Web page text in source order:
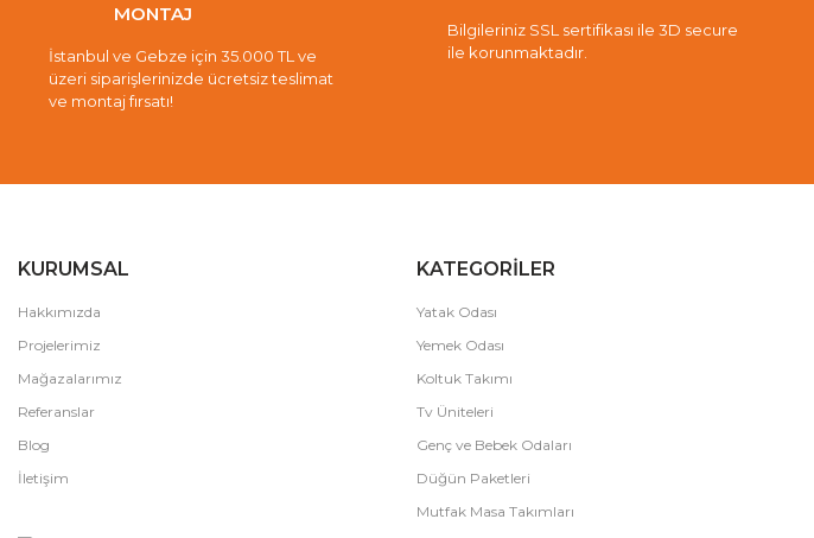
MONTAJ
İstanbul ve Gebze için 35.000 TL ve
üzeri siparişlerinizde ücretsiz teslimat
ve montaj fırsatı!
Bilgileriniz SSL sertifikası ile 3D secure
ile korunmaktadır.
KURUMSAL
Hakkımızda
Projelerimiz
Mağazalarımız
Referanslar
Blog
İletişim
KATEGORİLER
Yatak Odası
Yemek Odası
Koltuk Takımı
Tv Üniteleri
Genç ve Bebek Odaları
Düğün Paketleri
Mutfak Masa Takımları